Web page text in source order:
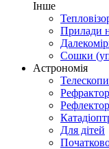
Інше
Прилади
Сошки
Астрономія
Телескопи
Для дітей